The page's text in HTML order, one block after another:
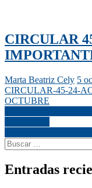
CIRCULAR
Marta Beatriz Cely 5
CIRCULAR-45-24-
OCTUBRE
Entradas